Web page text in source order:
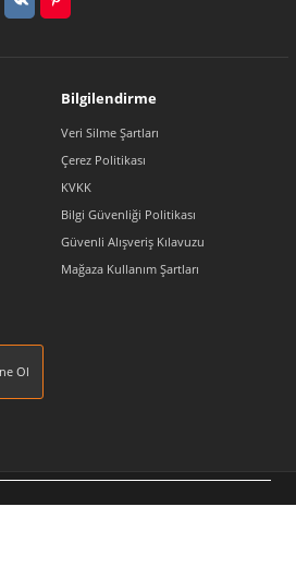
Bilgilendirme
Veri Silme Şartları
Çerez Politikası
KVKK
Bilgi Güvenliği Politikası
Güvenli Alışveriş Kılavuzu
Mağaza Kullanım Şartları
Ol